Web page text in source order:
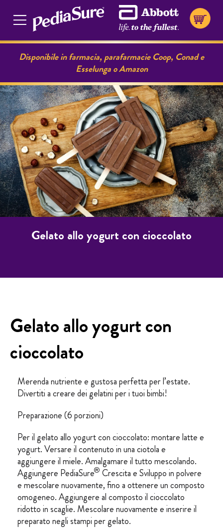
Disponibile in farmacia, parafarmacie Coop, Conad e
Esselunga o Amazon
Gelato allo yogurt con cioccolato
Gelato allo yogurt con
cioccolato
Merenda nutriente e gustosa perfetta per l’estate.
Divertiti a creare dei gelatini per i tuoi bimbi!
Preparazione (6 porzioni)
Per il gelato allo yogurt con cioccolato: montare latte e
yogurt. Versare il contenuto in una ciotola e
aggiungere il miele. Amalgamare il tutto mescolando.
Aggiungere PediaSure® Crescita e Sviluppo in polvere
e mescolare nuovamente, fino a ottenere un composto
omogeneo. Aggiungere al composto il cioccolato
ridotto in scaglie. Mescolare nuovamente e inserire il
preparato negli stampi per gelato.